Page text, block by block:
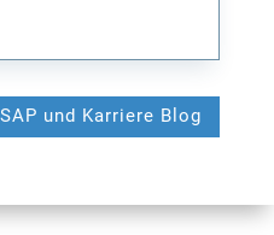
und Karriere Blog